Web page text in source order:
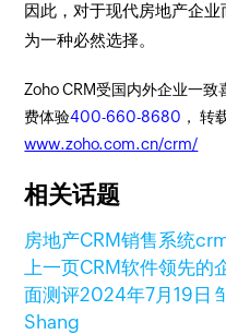
因此，对于现代房地产企
为一种必然选择。
Zoho CRM受国内外企业一
费体验400-660-8680 ， 转
www.zoho.com.cn/crm/
相关话题
房地产CRM销售系统
上一页CRM软件领先的
面测评2024年7月19日
Shang